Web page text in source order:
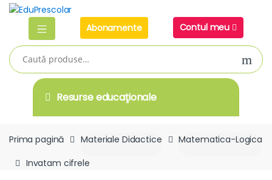
Skip
navigation
Skip
Abonamente
Contul meu
Caută
după:
Resurse educaţionale
Prima pagină Materiale Didactice
Matematica-Logica
Invatam cifrele